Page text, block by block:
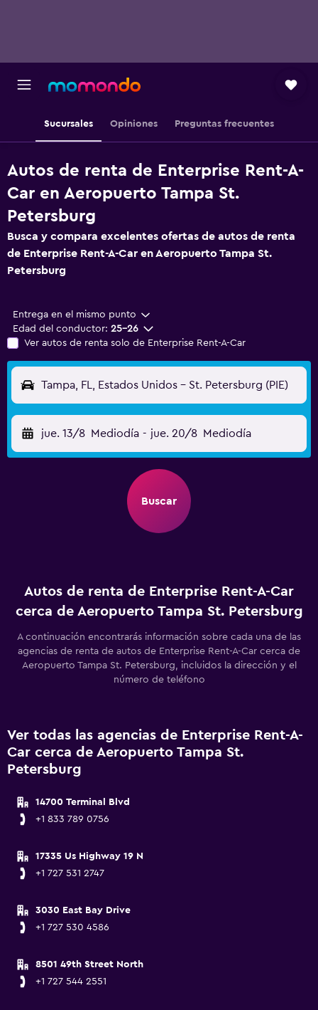
Sucursales Opiniones Preguntas frecuentes
Autos de renta de Enterprise Rent-A-
Car en Aeropuerto Tampa St.
Petersburg
Busca y compara excelentes ofertas de autos de renta
de Enterprise Rent-A-Car en Aeropuerto Tampa St.
Petersburg
Entrega en el mismo punto
Edad del conductor: 25-26
Ver autos de renta solo de Enterprise Rent-A-Car
Tampa, FL, Estados Unidos - St. Petersburg (PIE)
jue. 13/8 Mediodía - jue. 20/8 Mediodía
Buscar
Autos de renta de Enterprise Rent-A-Car
cerca de Aeropuerto Tampa St. Petersburg
A continuación encontrarás información sobre cada una de las
agencias de renta de autos de Enterprise Rent-A-Car cerca de
Aeropuerto Tampa St. Petersburg, incluidos la dirección y el
número de teléfono
Ver todas las agencias de Enterprise Rent-A-
Car cerca de Aeropuerto Tampa St.
Petersburg
14700 Terminal Blvd
+1 833 789 0756
17335 Us Highway 19 N
+1 727 531 2747
3030 East Bay Drive
+1 727 530 4586
8501 49th Street North
+1 727 544 2551